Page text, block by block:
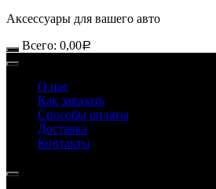
Аксессуары для вашего авто
Всего: 0,00Р
О нас
Как заказать
Способы оплаты
Доставка
Контакты